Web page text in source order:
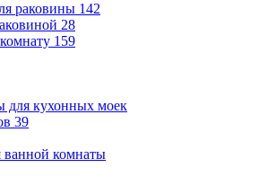
раковины 142
28
159
для кухонных моек
39
ванной комнаты